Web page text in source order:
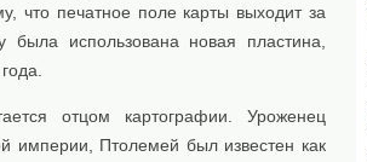
что печатное поле карты выходит за
использована новая пластина,
отцом картографии. Уроженец
империи, Птолемей был известен как